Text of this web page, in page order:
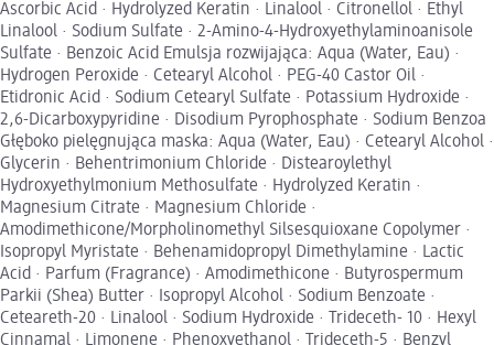
Ascorbic Acid · Hydrolyzed Keratin · Linalool · Citronellol · Ethyl
Linalool · Sodium Sulfate · 2-Amino-4-Hydroxyethylaminoanisole
Sulfate · Benzoic Acid Emulsja rozwijająca: Aqua (Water, Eau) ·
Hydrogen Peroxide · Cetearyl Alcohol · PEG-40 Castor Oil ·
Etidronic Acid · Sodium Cetearyl Sulfate · Potassium Hydroxide ·
2,6-Dicarboxypyridine · Disodium Pyrophosphate · Sodium Benzoa
Głęboko pielęgnująca maska: Aqua (Water, Eau) · Cetearyl Alcohol ·
Glycerin · Behentrimonium Chloride · Distearoylethyl
Hydroxyethylmonium Methosulfate · Hydrolyzed Keratin ·
Magnesium Citrate · Magnesium Chloride ·
Amodimethicone/Morpholinomethyl Silsesquioxane Copolymer ·
Isopropyl Myristate · Behenamidopropyl Dimethylamine · Lactic
Acid · Parfum (Fragrance) · Amodimethicone · Butyrospermum
Parkii (Shea) Butter · Isopropyl Alcohol · Sodium Benzoate ·
Ceteareth-20 · Linalool · Sodium Hydroxide · Trideceth- 10 · Hexyl
Cinnamal · Limonene · Phenoxyethanol · Trideceth-5 · Benzyl